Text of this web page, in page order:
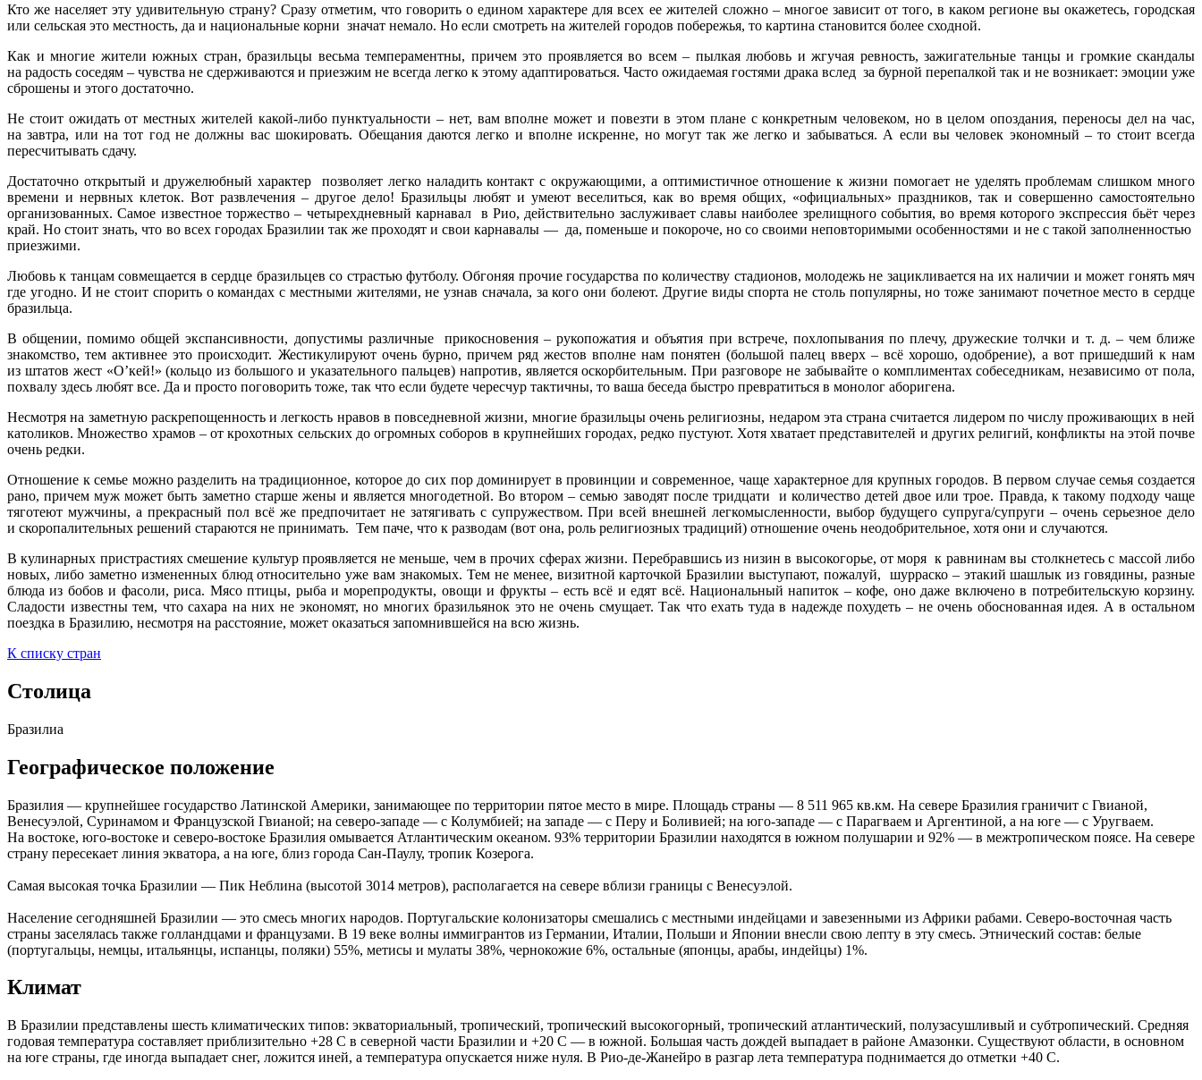
Кто же населяет эту удивительную страну? Сразу отметим, что говорить о едином характере для всех ее жителей сложно – многое зависит от того, в каком регионе вы окажетесь, городская
или сельская это местность, да и национальные корни значат немало. Но если смотреть на жителей городов побережья, то картина становится более сходной.
Как и многие жители южных стран, бразильцы весьма темпераментны, причем это проявляется во всем – пылкая любовь и жгучая ревность, зажигательные танцы и громкие скандалы
на радость соседям – чувства не сдерживаются и приезжим не всегда легко к этому адаптироваться. Часто ожидаемая гостями драка вслед за бурной перепалкой так и не возникает: эмоции уже
сброшены и этого достаточно.
Не стоит ожидать от местных жителей какой-либо пунктуальности – нет, вам вполне может и повезти в этом плане с конкретным человеком, но в целом опоздания, переносы дел на час,
на завтра, или на тот год не должны вас шокировать. Обещания даются легко и вполне искренне, но могут так же легко и забываться. А если вы человек экономный – то стоит всегда
пересчитывать сдачу.
Достаточно открытый и дружелюбный характер позволяет легко наладить контакт с окружающими, а оптимистичное отношение к жизни помогает не уделять проблемам слишком много
времени и нервных клеток. Вот развлечения – другое дело! Бразильцы любят и умеют веселиться, как во время общих, «официальных» праздников, так и совершенно самостоятельно
организованных. Самое известное торжество – четырехдневный карнавал в Рио, действительно заслуживает славы наиболее зрелищного события, во время которого экспрессия бьёт через
край. Но стоит знать, что во всех городах Бразилии так же проходят и свои карнавалы — да, поменьше и покороче, но со своими неповторимыми особенностями и не с такой заполненностью
приезжими.
Любовь к танцам совмещается в сердце бразильцев со страстью футболу. Обгоняя прочие государства по количеству стадионов, молодежь не зацикливается на их наличии и может гонять мяч
где угодно. И не стоит спорить о командах с местными жителями, не узнав сначала, за кого они болеют. Другие виды спорта не столь популярны, но тоже занимают почетное место в сердце
бразильца.
В общении, помимо общей экспансивности, допустимы различные прикосновения – рукопожатия и объятия при встрече, похлопывания по плечу, дружеские толчки и т. д. – чем ближе
знакомство, тем активнее это происходит. Жестикулируют очень бурно, причем ряд жестов вполне нам понятен (большой палец вверх – всё хорошо, одобрение), а вот пришедший к нам
из штатов жест «О’кей!» (кольцо из большого и указательного пальцев) напротив, является оскорбительным. При разговоре не забывайте о комплиментах собеседникам, независимо от пола,
похвалу здесь любят все. Да и просто поговорить тоже, так что если будете чересчур тактичны, то ваша беседа быстро превратиться в монолог аборигена.
Несмотря на заметную раскрепощенность и легкость нравов в повседневной жизни, многие бразильцы очень религиозны, недаром эта страна считается лидером по числу проживающих в ней
католиков. Множество храмов – от крохотных сельских до огромных соборов в крупнейших городах, редко пустуют. Хотя хватает представителей и других религий, конфликты на этой почве
очень редки.
Отношение к семье можно разделить на традиционное, которое до сих пор доминирует в провинции и современное, чаще характерное для крупных городов. В первом случае семья создается
рано, причем муж может быть заметно старше жены и является многодетной. Во втором – семью заводят после тридцати и количество детей двое или трое. Правда, к такому подходу чаще
тяготеют мужчины, а прекрасный пол всё же предпочитает не затягивать с супружеством. При всей внешней легкомысленности, выбор будущего супруга/супруги – очень серьезное дело
и скоропалительных решений стараются не принимать. Тем паче, что к разводам (вот она, роль религиозных традиций) отношение очень неодобрительное, хотя они и случаются.
В кулинарных пристрастиях смешение культур проявляется не меньше, чем в прочих сферах жизни. Перебравшись из низин в высокогорье, от моря к равнинам вы столкнетесь с массой либо
новых, либо заметно измененных блюд относительно уже вам знакомых. Тем не менее, визитной карточкой Бразилии выступают, пожалуй, шурраско – этакий шашлык из говядины, разные
блюда из бобов и фасоли, риса. Мясо птицы, рыба и морепродукты, овощи и фрукты – есть всё и едят всё. Национальный напиток – кофе, оно даже включено в потребительскую корзину.
Сладости известны тем, что сахара на них не экономят, но многих бразильянок это не очень смущает. Так что ехать туда в надежде похудеть – не очень обоснованная идея. А в остальном
поездка в Бразилию, несмотря на расстояние, может оказаться запомнившейся на всю жизнь.
К списку стран
Столица
Бразилиа
Географическое положение
Бразилия — крупнейшее государство Латинской Америки, занимающее по территории пятое место в мире. Площадь страны — 8 511 965 кв.км. На севере Бразилия граничит с Гвианой,
Венесуэлой, Суринамом и Французской Гвианой; на северо-западе — с Колумбией; на западе — с Перу и Боливией; на юго-западе — с Парагваем и Аргентиной, а на юге — с Уругваем.
На востоке, юго-востоке и северо-востоке Бразилия омывается Атлантическим океаном. 93% территории Бразилии находятся в южном полушарии и 92% — в межтропическом поясе. На севере
страну пересекает линия экватора, а на юге, близ города Сан-Паулу, тропик Козерога.
Самая высокая точка Бразилии — Пик Неблина (высотой 3014 метров), располагается на севере вблизи границы с Венесуэлой.
Население сегодняшней Бразилии — это смесь многих народов. Португальские колонизаторы смешались с местными индейцами и завезенными из Африки рабами. Северо-восточная часть
страны заселялась также голландцами и французами. В 19 веке волны иммигрантов из Германии, Италии, Польши и Японии внесли свою лепту в эту смесь. Этнический состав: белые
(португальцы, немцы, итальянцы, испанцы, поляки) 55%, метисы и мулаты 38%, чернокожие 6%, остальные (японцы, арабы, индейцы) 1%.
Климат
В Бразилии представлены шесть климатических типов: экваториальный, тропический, тропический высокогорный, тропический атлантический, полузасушливый и субтропический. Средняя
годовая температура составляет приблизительно +28 С в северной части Бразилии и +20 С — в южной. Большая часть дождей выпадает в районе Амазонки. Существуют области, в основном
на юге страны, где иногда выпадает снег, ложится иней, а температура опускается ниже нуля. В Рио-де-Жанейро в разгар лета температура поднимается до отметки +40 С.